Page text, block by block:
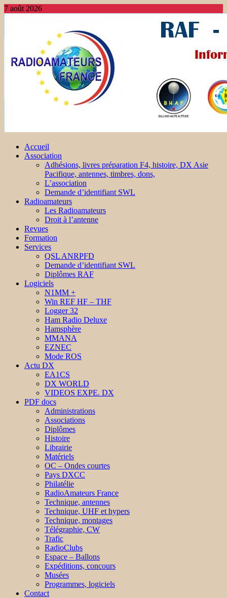
7 août 2026
Accueil
Association
Adhésions, livres préparation F4, histoire, DX Asie
Pacifique, antennes, timbres, dons,
L’association
Demande d’identifiant SWL
Radioamateurs
Les Radioamateurs
Droit à l’antenne
Revues
Formation
Services
QSL ANRPFD
Demande d’identifiant SWL
Diplômes RAF
Logiciels
N1MM +
Win REF HF – THF
Logger 32
Ham Radio Deluxe
Hamsphère
MMANA
EZNEC
Mode ROS
Actu DX
EA1CS
DX WORLD
VIDEOS EXPE. DX
PDF docs
Administrations
Associations
Diplômes
Histoire
Librairie
Matériels
OC – Ondes courtes
Pays DXCC
Philatélie
RadioAmateurs France
Technique, antennes
Technique, UHF et hypers
Technique, montages
Télégraphie, CW
Trafic
RadioClubs
Espace – Ballons
Expéditions, concours
Musées
Programmes, logiciels
Contact